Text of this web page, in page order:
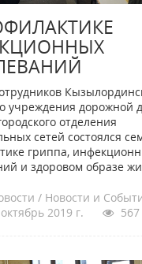
учреждения дорожной
отделения
сетей состоялся
гриппа,
и здоровом образе
/ Новости и
октябрь 2019 г.
567